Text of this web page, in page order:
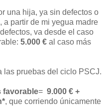
una hija, ya sin defectos o
a partir de mi yegua madre
va desde el caso
5.000 € al caso más
las pruebas del ciclo PSCJ.
favorable= 9.000 € +
, que corriendo únicamente